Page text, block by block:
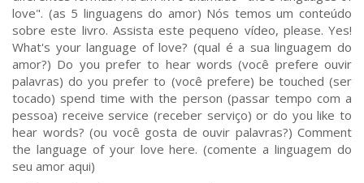
love". (as 5 linguagens do amor) Nós temos um conteúdo
sobre este livro. Assista este pequeno vídeo, please. Yes!
What's your language of love? (qual é a sua linguagem do
amor?) Do you prefer to hear words (você prefere ouvir
palavras) do you prefer to (você prefere) be touched (ser
tocado) spend time with the person (passar tempo com a
pessoa) receive service (receber serviço) or do you like to
hear words? (ou você gosta de ouvir palavras?) Comment
the language of your love here. (comente a linguagem do
seu amor aqui)